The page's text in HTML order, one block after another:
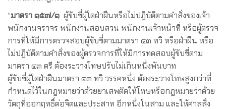
“มาตรา๑๕๗/๑ ผู้ขับขี่ผู้ใดฝ่าฝืนหรือไม่ปฏิบัติตามคําสั่งของเจ้า
พนักงานจราจร พนักงานสอบสวน พนักงานเจ้าหน้าที่ หรือผู้ตรวจ
การที่ให้มีการตรวจสอบผู้ขับขี่ตามมาตรา ๔๓ ทวิ หรือฝ่าฝืน หรือ
ไม่ปฏิบัติตามคําสั่งของผู้ตรวจการที่ให้มีการทดสอบผู้ขับขี่ตาม
มาตรา ๔๓ ตรี ต้องระวางโทษปรับไม่เกินหนึ่งพันบาท
ผู้ขับขี่ผู้ใดฝ่าฝืนมาตรา ๔๓ ทวิ วรรคหนึ่ง ต้องระวางโทษสูงกว่าที่
กําหนดไว้ในกฎหมายว่าด้วยยาเสพติดให้โทษหรือกฎหมายว่าด้วย
วัตถุที่ออกฤทธิ์ต่อจิตและประสาท อีกหนึ่งในสาม และให้ศาลสั่ง